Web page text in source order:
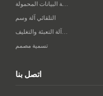
محطة البيانات المحمولة
التلقائي آلة وسم
ذكي آلة التعبئة والتغليف
تسمية مصمم
اتصل بنا